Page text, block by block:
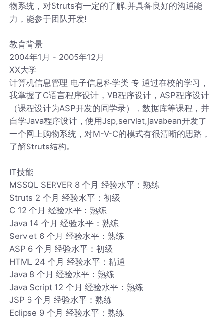
物系统，对Struts有一定的了解.并具备良好的沟通能
力，能参于团队开发!
教育背景
2004年1月 - 2005年12月
XX大学
计算机信息管理 电子信息科学类 专 通过在校的学习，
我掌握了C语言程序设计，VB程序设计，ASP程序设计
（课程设计为ASP开发的同学录），数据库等课程，并
自学Java程序设计，使用Jsp,servlet,javabean开发了
一个网上购物系统，对M-V-C的模式有很清晰的思路，
了解Struts结构。
IT技能
MSSQL SERVER 8 个月 经验水平：熟练
Struts 2 个月 经验水平：初级
C 12 个月 经验水平：熟练
Java 14 个月 经验水平：熟练
Servlet 6 个月 经验水平：熟练
ASP 6 个月 经验水平：初级
HTML 24 个月 经验水平：精通
Java 8 个月 经验水平：熟练
Java Script 12 个月 经验水平：熟练
JSP 6 个月 经验水平：熟练
Eclipse 9 个月 经验水平：熟练